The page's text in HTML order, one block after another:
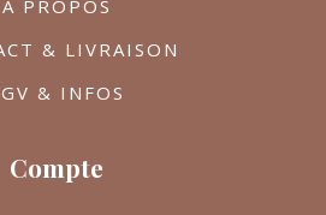
A PROPOS
& LIVRAISON
& INFOS
Compte